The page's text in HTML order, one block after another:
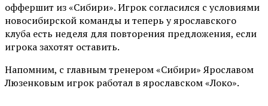
оффершит из «Сибири». Игрок согласился с условиями
новосибирской команды и теперь у ярославского
клуба есть неделя для повторения предложения, если
игрока захотят оставить.
Напомним, с главным тренером «Сибири» Ярославом
Люзенковым игрок работал в ярославском «Локо».